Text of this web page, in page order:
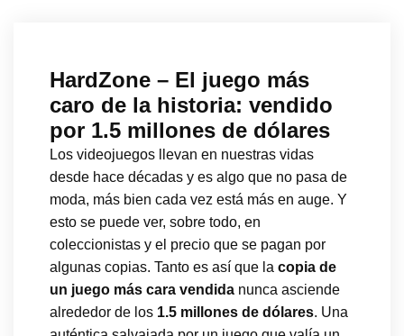
HardZone – El juego más
caro de la historia: vendido
por 1.5 millones de dólares
Los videojuegos llevan en nuestras vidas
desde hace décadas y es algo que no pasa de
moda, más bien cada vez está más en auge. Y
esto se puede ver, sobre todo, en
coleccionistas y el precio que se pagan por
algunas copias. Tanto es así que la copia de
un juego más cara vendida nunca asciende
alrededor de los 1.5 millones de dólares. Una